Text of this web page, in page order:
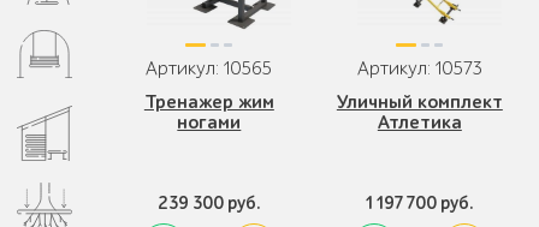
Артикул: 10565
Тренажер жим
ногами
239 300 руб.
Артикул: 10573
Уличный комплект
Атлетика
1 197 700 руб.